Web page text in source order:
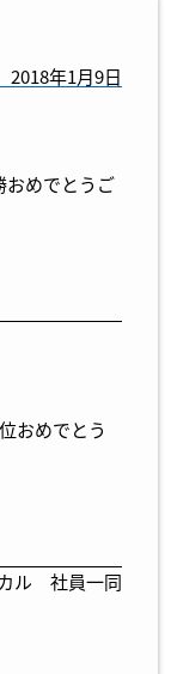
2018年1月9日
おめでとうご
おめでとう
ル 社員一同